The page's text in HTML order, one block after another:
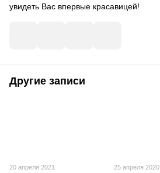
увидеть Вас впервые красавицей!
Другие записи
20 апреля 2021 25 апреля 2020